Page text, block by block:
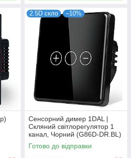
2.5D скло –10%
Сенсорний димер 1DAL |
Скляний світлорегулятор 1
канал, Чорний (G86D-DR.BL)
Готово до відправки